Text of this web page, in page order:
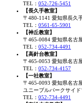
TEL： 052-726-5451
【長久手教室】
〒480-1141 愛知県長久
TEL： 0561-65-5901
【神丘教室】
〒465-0084 愛知県名古
TEL： 052-734-4491
【高針台教室】
〒465-0053 愛知県名古
TEL： 052-734-4157
【一社教室】
〒465-0093 愛知県名古
ユニーブルパークサイ
TEL： 052-734-4491